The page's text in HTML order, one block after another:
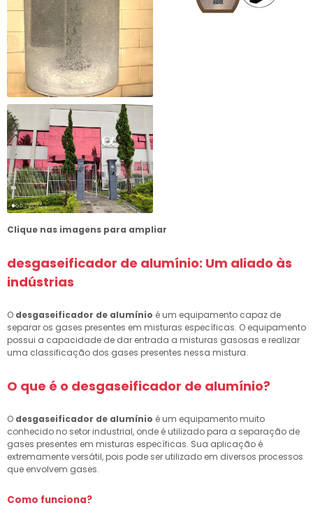
Clique nas imagens para ampliar
desgaseificador de alumínio: Um aliado às
indústrias
O desgaseificador de alumínio é um equipamento capaz de
separar os gases presentes em misturas específicas. O equipamento
possui a capacidade de dar entrada a misturas gasosas e realizar
uma classificação dos gases presentes nessa mistura.
O que é o desgaseificador de alumínio?
O desgaseificador de alumínio é um equipamento muito
conhecido no setor industrial, onde é utilizado para a separação de
gases presentes em misturas específicas. Sua aplicação é
extremamente versátil, pois pode ser utilizado em diversos processos
que envolvem gases.
Como funciona?